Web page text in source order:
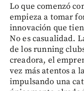
Lo que comenzó
empieza a tomar
innovación que
No es casualidad.
de los running
creadora, el
vez más atentos a
impulsando una